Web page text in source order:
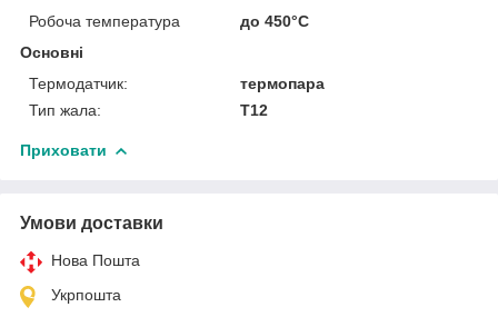
Робоча температура
до 450°C
Основні
Термодатчик:
термопара
Тип жала:
T12
Приховати
Умови доставки
Нова Пошта
Укрпошта